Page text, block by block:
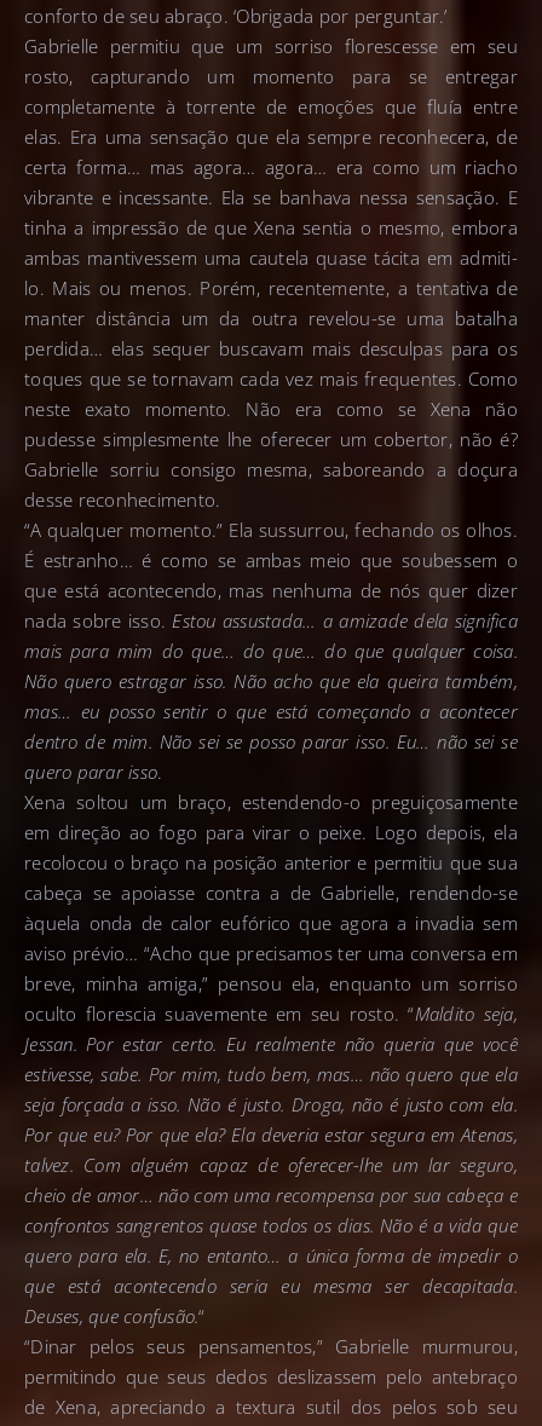
conforto de seu abraço. ‘Obrigada por perguntar.’
Gabrielle permitiu que um sorriso florescesse em seu
rosto, capturando um momento para se entregar
completamente à torrente de emoções que fluía entre
elas. Era uma sensação que ela sempre reconhecera, de
certa forma… mas agora… agora… era como um riacho
vibrante e incessante. Ela se banhava nessa sensação. E
tinha a impressão de que Xena sentia o mesmo, embora
ambas mantivessem uma cautela quase tácita em admiti-
lo. Mais ou menos. Porém, recentemente, a tentativa de
manter distância um da outra revelou-se uma batalha
perdida… elas sequer buscavam mais desculpas para os
toques que se tornavam cada vez mais frequentes. Como
neste exato momento. Não era como se Xena não
pudesse simplesmente lhe oferecer um cobertor, não é?
Gabrielle sorriu consigo mesma, saboreando a doçura
desse reconhecimento.
“A qualquer momento.” Ela sussurrou, fechando os olhos.
É estranho… é como se ambas meio que soubessem o
que está acontecendo, mas nenhuma de nós quer dizer
nada sobre isso.Estou assustada… a amizade dela significa
mais para mim do que… do que… do que qualquer coisa.
Não quero estragar isso. Não acho que ela queira também,
mas… eu posso sentir o que está começando a acontecer
dentro de mim. Não sei se posso parar isso. Eu… não sei se
quero parar isso.
Xena soltou um braço, estendendo-o preguiçosamente
em direção ao fogo para virar o peixe. Logo depois, ela
recolocou o braço na posição anterior e permitiu que sua
cabeça se apoiasse contra a de Gabrielle, rendendo-se
àquela onda de calor eufórico que agora a invadia sem
aviso prévio… “Acho que precisamos ter uma conversa em
breve, minha amiga,” pensou ela, enquanto um sorriso
oculto florescia suavemente em seu rosto. “Maldito seja,
Jessan. Por estar certo. Eu realmente não queria que você
estivesse, sabe. Por mim, tudo bem, mas… não quero que ela
seja forçada a isso. Não é justo. Droga, não é justo com ela.
Por que eu? Por que ela? Ela deveria estar segura em Atenas,
talvez. Com alguém capaz de oferecer-lhe um lar seguro,
cheio de amor… não com uma recompensa por sua cabeça e
confrontos sangrentos quase todos os dias. Não é a vida que
quero para ela. E, no entanto… a única forma de impedir o
que está acontecendo seria eu mesma ser decapitada.
Deuses, que confusão.“
“Dinar pelos seus pensamentos,” Gabrielle murmurou,
permitindo que seus dedos deslizassem pelo antebraço
de Xena, apreciando a textura sutil dos pelos sob seu